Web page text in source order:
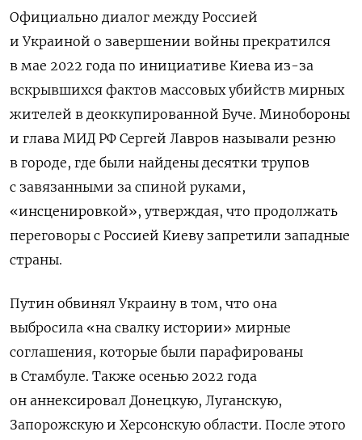
Официально диалог между Россией
и Украиной о завершении войны прекратился
в мае 2022 года по инициативе Киева из-за
вскрывшихся фактов массовых убийств мирных
жителей в деоккупированной Буче. Минобороны
и глава МИД РФ Сергей Лавров называли резню
в городе, где были найдены десятки трупов
с завязанными за спиной руками,
«инсценировкой», утверждая, что продолжать
переговоры с Россией Киеву запретили западные
страны.
Путин обвинял Украину в том, что она
выбросила «на свалку истории» мирные
соглашения, которые были парафированы
в Стамбуле. Также осенью 2022 года
он аннексировал Донецкую, Луганскую,
Запорожскую и Херсонскую области. После этого